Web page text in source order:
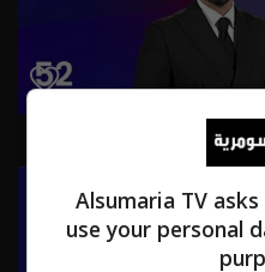
Alsumaria TV
use your personal